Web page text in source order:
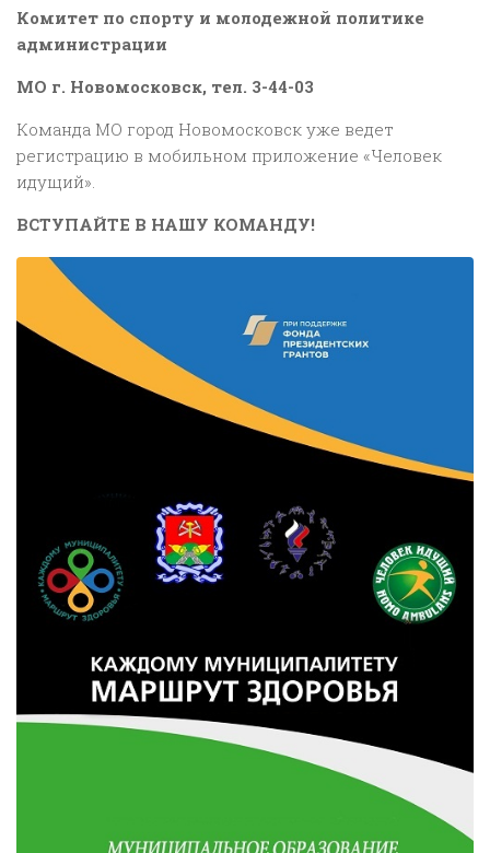
Комитет по спорту и молодежной политике
администрации
МО г. Новомосковск, тел. 3-44-03
Команда МО город Новомосковск уже ведет
регистрацию в мобильном приложение «Человек
идущий».
ВСТУПАЙТЕ В НАШУ КОМАНДУ!